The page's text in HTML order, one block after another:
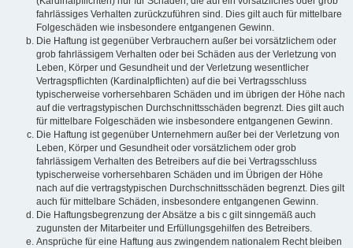
fahrlässiges Verhalten zurückzuführen sind. Dies gilt auch für mittelbare
Folgeschäden wie insbesondere entgangenen Gewinn.
Die Haftung ist gegenüber Verbrauchern außer bei vorsätzlichem oder
grob fahrlässigem Verhalten oder bei Schäden aus der Verletzung von
Leben, Körper und Gesundheit und der Verletzung wesentlicher
Vertragspflichten (Kardinalpflichten) auf die bei Vertragsschluss
typischerweise vorhersehbaren Schäden und im übrigen der Höhe nach
auf die vertragstypischen Durchschnittsschäden begrenzt. Dies gilt auch
für mittelbare Folgeschäden wie insbesondere entgangenen Gewinn.
Die Haftung ist gegenüber Unternehmern außer bei der Verletzung von
Leben, Körper und Gesundheit oder vorsätzlichem oder grob
fahrlässigem Verhalten des Betreibers auf die bei Vertragsschluss
typischerweise vorhersehbaren Schäden und im Übrigen der Höhe
nach auf die vertragstypischen Durchschnittsschäden begrenzt. Dies gilt
auch für mittelbare Schäden, insbesondere entgangenen Gewinn.
Die Haftungsbegrenzung der Absätze a bis c gilt sinngemäß auch
zugunsten der Mitarbeiter und Erfüllungsgehilfen des Betreibers.
Ansprüche für eine Haftung aus zwingendem nationalem Recht bleiben